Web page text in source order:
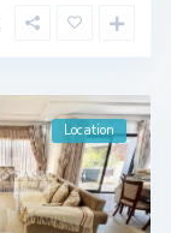
Location